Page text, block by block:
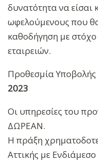
δυνατότητα να είσαι
ωφελούμενους που
καθοδήγηση με
εταιρειών.
Προθεσμία Υποβολής
2023
Οι υπηρεσίες του
ΔΩΡΕΑΝ.
Η πράξη
Αττικής με